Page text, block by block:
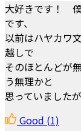
大好きです！
です、
以前はハヤカワ
越しで
そのほとんどが
う無理かと
思っていました
Good (1)